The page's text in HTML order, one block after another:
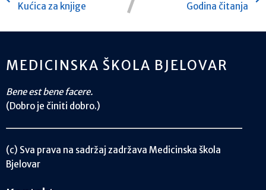
Kućica za knjige
Godina čitanja
MEDICINSKA ŠKOLA BJELOVAR
Bene est bene facere.
(Dobro je činiti dobro.)
(c) Sva prava na sadržaj zadržava Medicinska škola
Bjelovar